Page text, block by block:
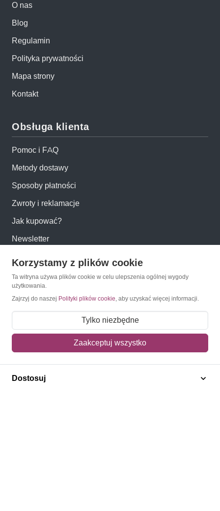
O nas
Blog
Regulamin
Polityka prywatności
Mapa strony
Kontakt
Obsługa klienta
Pomoc i FAQ
Metody dostawy
Sposoby płatności
Zwroty i reklamacje
Jak kupować?
Newsletter
Konto
Moje konto
Moje zamówienia
Mój koszyk
Adres dostawy
Polecamy
Korzystamy z plików cookie
Ta witryna używa plików cookie w celu ulepszenia ogólnej wygody
użytkowania.
Zajrzyj do naszej Polityki plików cookie, aby uzyskać więcej informacji.
Tylko niezbędne
Zaakceptuj wszystko
Dostosuj